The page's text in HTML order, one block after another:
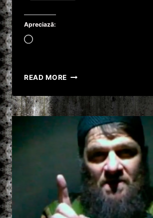
Apreciază:
Încarc...
READ MORE MIRELA
ȘI
CSIBI
ISTVAN.
CONSTRUI
CETATE
MALUL
MARII,
DACA
NU